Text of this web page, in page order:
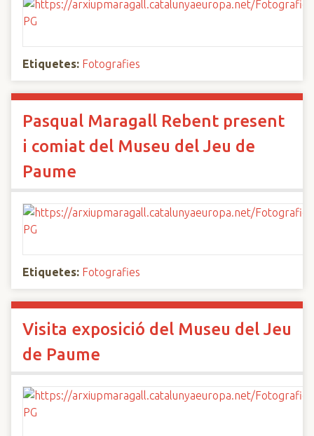
Etiquetes: Fotografies
Pasqual Maragall Rebent present
i comiat del Museu del Jeu de
Paume
Etiquetes: Fotografies
Visita exposició del Museu del Jeu
de Paume